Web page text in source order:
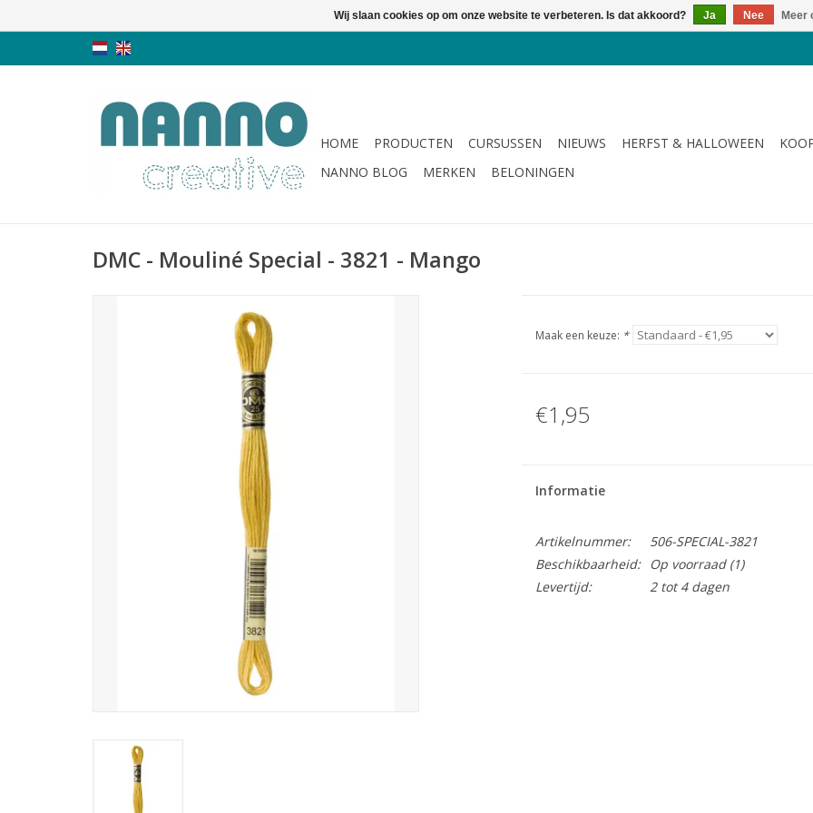
HOME PRODUCTEN CURSUSSEN NIEUWS HERFST & HALLOWEEN
NANNO BLOG
MERKEN BELONINGEN
DMC - Mouliné Special - 3821 - Mango
Maak een keuze: *
€1,95
Informatie
Artikelnummer:
506-SPECIAL-3821
Beschikbaarheid:
Op voorraad(1)
Levertijd:
2 tot 4 dagen
Wij slaan cookies op om onze website te verbeteren. Is dat akkoord? Ja Nee Meer